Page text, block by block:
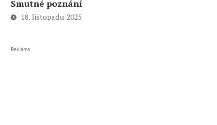
Smutné poznání
18. listopadu 2025
Reklama